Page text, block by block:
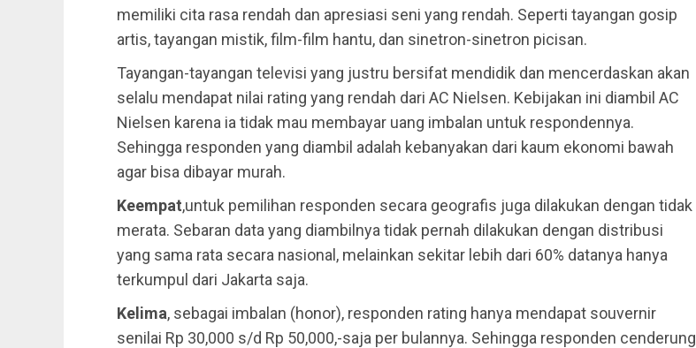
memiliki cita rasa rendah dan apresiasi seni yang rendah. Seperti tayangan gosip
artis, tayangan mistik, film-film hantu, dan sinetron-sinetron picisan.
Tayangan-tayangan televisi yang justru bersifat mendidik dan mencerdaskan akan
selalu mendapat nilai rating yang rendah dari AC Nielsen. Kebijakan ini diambil AC
Nielsen karena ia tidak mau membayar uang imbalan untuk respondennya.
Sehingga responden yang diambil adalah kebanyakan dari kaum ekonomi bawah
agar bisa dibayar murah.
Keempat,untuk pemilihan responden secara geografis juga dilakukan dengan tidak
merata. Sebaran data yang diambilnya tidak pernah dilakukan dengan distribusi
yang sama rata secara nasional, melainkan sekitar lebih dari 60% datanya hanya
terkumpul dari Jakarta saja.
Kelima, sebagai imbalan (honor), responden rating hanya mendapat souvernir
senilai Rp 30,000 s/d Rp 50,000,-saja per bulannya. Sehingga responden cenderung